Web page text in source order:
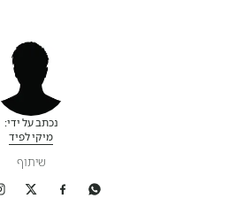
נכתב על ידי:
מיקי לפיד
שיתוף